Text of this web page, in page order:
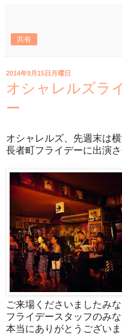
共有
2014年9月15日月曜日
オシャレルズラ
ー
オシャレルズ、先週末は横
長者町フライデーに出演
ご来場くださいましたみな
フライデースタッフのみな
本当にありがとうござい